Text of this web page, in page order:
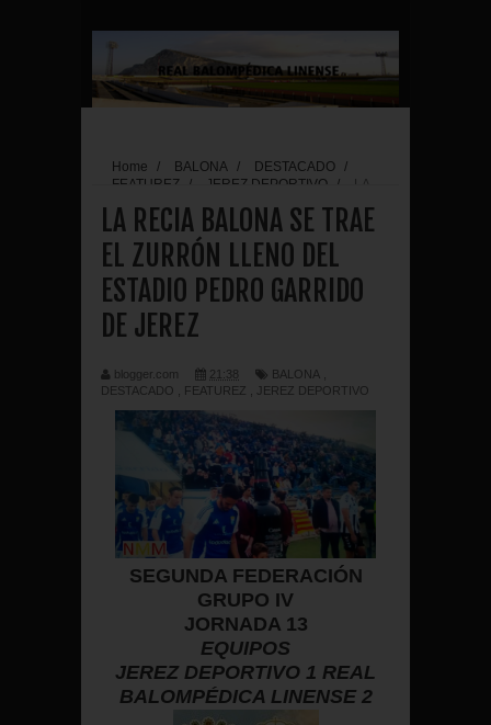
Home / BALONA / DESTACADO
/
FEATUREZ
/ JEREZ DEPORTIVO /
LA
DEL ESTADIO PEDRO GARRIDO DE JEREZ
LA RECIA BALONA SE TRAE
EL ZURRÓN LLENO DEL
ESTADIO PEDRO GARRIDO
DE JEREZ
blogger.com 21:38 BALONA
DESTACADO
FEATUREZ JEREZ DEPORTIVO
SEGUNDA FEDERACIÓN
GRUPO IV
JORNADA 13
EQUIPOS
JEREZ DEPORTIVO 1 REAL
BALOMPÉDICA LINENSE 2